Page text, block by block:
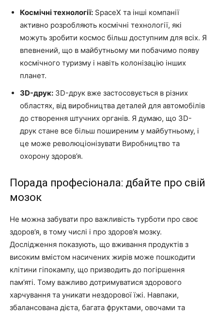
Космічні технології: SpaceX та інші компанії
активно розробляють космічні технології, які
можуть зробити космос більш доступним для всіх. Я
впевнений, що в майбутньому ми побачимо появу
космічного туризму і навіть колонізацію інших
планет.
3D-друк: 3D-друк вже застосовується в різних
областях, від виробництва деталей для автомобілів
до створення штучних органів. Я думаю, що 3D-
друк стане все більш поширеним у майбутньому, і
це може революціонізувати Виробництво та
охорону здоров’я.
Порада професіонала: дбайте про свій
мозок
Не можна забувати про важливість турботи про своє
здоров’я, в тому числі і про здоров’я мозку.
Дослідження показують, що вживання продуктів з
високим вмістом насичених жирів може пошкодити
клітини гіпокампу, що призводить до погіршення
пам’яті. Тому важливо дотримуватися здорового
харчування та уникати нездорової їжі. Навпаки,
збалансована дієта, багата фруктами, овочами та